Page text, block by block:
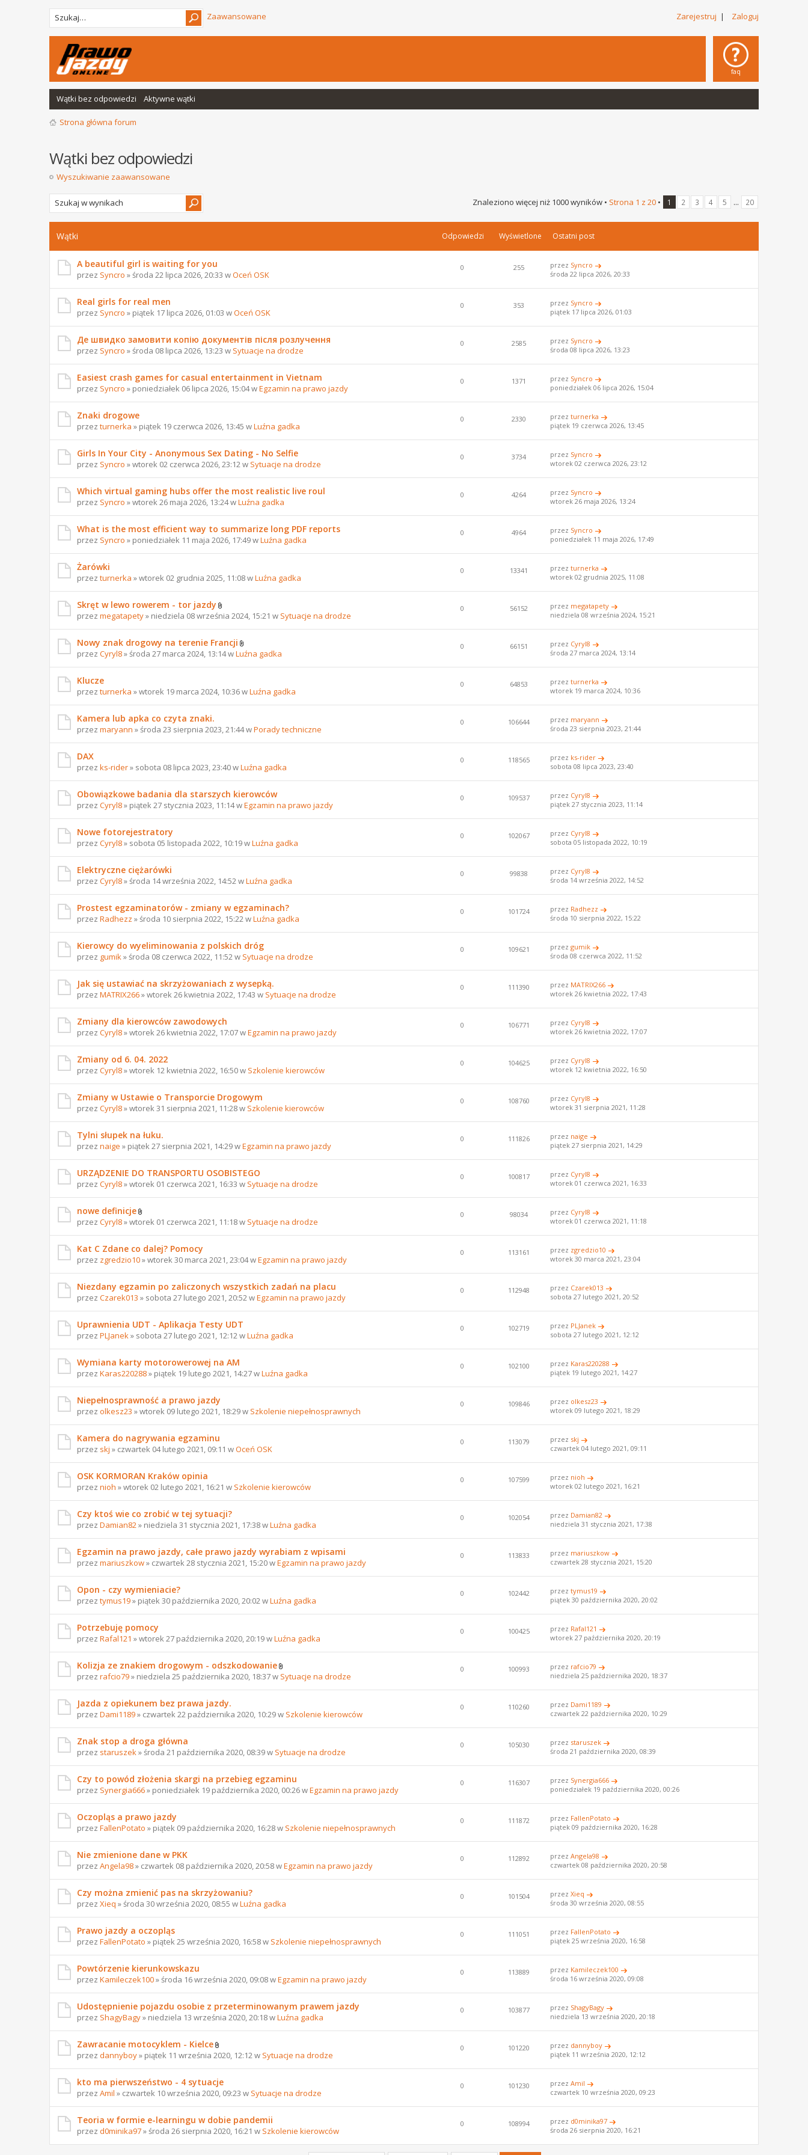
Zarejestruj | Zaloguj
Zaawansowane
faq
Wątki bez odpowiedzi Aktywne wątki
Strona główna forum
Wątki bez odpowiedzi
Wyszukiwanie zaawansowane
Znaleziono więcej niż 1000 wyników • Strona 1 z 20 • 1 2 3 4 5 ... 20
Wątki Odpowiedzi Wyświetlone Ostatni post
A beautiful girl is waiting for you
przez Syncro » środa 22 lipca 2026, 20:33 wOceń OSK
0 255 przez Syncro
środa 22 lipca 2026, 20:33
Real girls for real men
przez Syncro » piątek 17 lipca 2026, 01:03 wOceń OSK
0 353 przez Syncro
piątek 17 lipca 2026, 01:03
Де швидко замовити копію документів після розлучення
przez Syncro » środa 08 lipca 2026, 13:23 w Sytuacje na drodze
0 2585 przez Syncro
środa 08 lipca 2026, 13:23
Easiest crash games for casual entertainment in Vietnam
przez Syncro » poniedziałek 06 lipca 2026, 15:04 wEgzamin na prawo jazdy
0 1371 przez Syncro
poniedziałek 06 lipca 2026, 15:04
Znaki drogowe
przez turnerka » piątek 19 czerwca 2026, 13:45 wLuźna gadka
0 2330 przezturnerka
piątek 19 czerwca 2026, 13:45
Girls In Your City - Anonymous Sex Dating - No Selfie
przez Syncro » wtorek 02 czerwca 2026, 23:12 w Sytuacje na drodze
0 3734 przez Syncro
wtorek 02 czerwca 2026, 23:12
Which virtual gaming hubs offer the most realistic live roul
przez Syncro » wtorek 26 maja 2026, 13:24 wLuźna gadka
0 4264 przez Syncro
wtorek 26 maja 2026, 13:24
What is the most efficient way to summarize long PDF reports
przez Syncro » poniedziałek 11 maja 2026, 17:49 wLuźna gadka
0 4964 przez Syncro
poniedziałek 11 maja 2026, 17:49
Żarówki
przez turnerka » wtorek 02 grudnia 2025, 11:08 wLuźna gadka
0 13341 przezturnerka
wtorek 02 grudnia 2025, 11:08
Skręt w lewo rowerem - tor jazdy
przez megatapety» niedziela 08 września 2024, 15:21 w Sytuacje na drodze
0 56152 przez megatapety
niedziela 08 września 2024, 15:21
Nowy znak drogowy na terenie Francji
przez Cyryl8» środa 27 marca 2024, 13:14 wLuźna gadka
0 66151 przez Cyryl8
środa 27 marca 2024, 13:14
Klucze
przez turnerka » wtorek 19 marca 2024, 10:36 wLuźna gadka
0 64853 przezturnerka
wtorek 19 marca 2024, 10:36
Kamera lub apka co czyta znaki.
przez maryann » środa 23 sierpnia 2023, 21:44 wPorady techniczne
0 106644 przez maryann
środa 23 sierpnia 2023, 21:44
DAX
przez ks-rider» sobota 08 lipca 2023, 23:40 wLuźna gadka
0 118565 przez ks-rider
sobota 08 lipca 2023, 23:40
Obowiązkowe badania dla starszych kierowców
przez Cyryl8» piątek 27 stycznia 2023, 11:14 wEgzamin na prawo jazdy
0 109537 przez Cyryl8
piątek 27 stycznia 2023, 11:14
Nowe fotorejestratory
przez Cyryl8» sobota 05 listopada 2022, 10:19 wLuźna gadka
0 102067 przez Cyryl8
sobota 05 listopada 2022, 10:19
Elektryczne ciężarówki
przez Cyryl8» środa 14 września 2022, 14:52 wLuźna gadka
0 99838 przez Cyryl8
środa 14 września 2022, 14:52
Prostest egzaminatorów - zmiany w egzaminach?
przez Radhezz » środa 10 sierpnia 2022, 15:22 wLuźna gadka
0 101724 przez Radhezz
środa 10 sierpnia 2022, 15:22
Kierowcy do wyeliminowania z polskich dróg
przez gumik » środa 08 czerwca 2022, 11:52 w Sytuacje na drodze
0 109621 przezgumik
środa 08 czerwca 2022, 11:52
Jak się ustawiać na skrzyżowaniach z wysepką.
przez MATRIX266» wtorek 26 kwietnia 2022, 17:43 w Sytuacje na drodze
0 111390 przez MATRIX266
wtorek 26 kwietnia 2022, 17:43
Zmiany dla kierowców zawodowych
przez Cyryl8» wtorek 26 kwietnia 2022, 17:07 wEgzamin na prawo jazdy
0 106771 przez Cyryl8
wtorek 26 kwietnia 2022, 17:07
Zmiany od 6. 04. 2022
przez Cyryl8» wtorek 12 kwietnia 2022, 16:50 w Szkolenie kierowców
0 104625 przez Cyryl8
wtorek 12 kwietnia 2022, 16:50
Zmiany w Ustawie o Transporcie Drogowym
przez Cyryl8» wtorek 31 sierpnia 2021, 11:28 w Szkolenie kierowców
0 108760 przez Cyryl8
wtorek 31 sierpnia 2021, 11:28
Tylni słupek na łuku.
przez naige » piątek 27 sierpnia 2021, 14:29 wEgzamin na prawo jazdy
0 111826 przez naige
piątek 27 sierpnia 2021, 14:29
URZĄDZENIE DO TRANSPORTU OSOBISTEGO
przez Cyryl8» wtorek 01 czerwca 2021, 16:33 w Sytuacje na drodze
0 100817 przez Cyryl8
wtorek 01 czerwca 2021, 16:33
nowe definicje
przez Cyryl8» wtorek 01 czerwca 2021, 11:18 w Sytuacje na drodze
0 98034 przez Cyryl8
wtorek 01 czerwca 2021, 11:18
Kat C Zdane co dalej? Pomocy
przez zgredzio10» wtorek 30 marca 2021, 23:04 wEgzamin na prawo jazdy
0 113161 przez zgredzio10
wtorek 30 marca 2021, 23:04
Niezdany egzamin po zaliczonych wszystkich zadań na placu
przez Czarek013 » sobota 27 lutego 2021, 20:52 wEgzamin na prawo jazdy
0 112948 przez Czarek013
sobota 27 lutego 2021, 20:52
Uprawnienia UDT - Aplikacja Testy UDT
przez PLJanek » sobota 27 lutego 2021, 12:12 wLuźna gadka
0 102719 przez PLJanek
sobota 27 lutego 2021, 12:12
Wymiana karty motorowerowej na AM
przez Karas220288» piątek 19 lutego 2021, 14:27 wLuźna gadka
0 102100 przez Karas220288
piątek 19 lutego 2021, 14:27
Niepełnosprawność a prawo jazdy
przez olkesz23 » wtorek 09 lutego 2021, 18:29 w Szkolenie niepełnosprawnych
0 109846 przez olkesz23
wtorek 09 lutego 2021, 18:29
Kamera do nagrywania egzaminu
przez skj » czwartek 04 lutego 2021, 09:11 wOceń OSK
0 113079 przez skj
czwartek 04 lutego 2021, 09:11
OSK KORMORAN Kraków opinia
przez nioh » wtorek 02 lutego 2021, 16:21 w Szkolenie kierowców
0 107599 przez nioh
wtorek 02 lutego 2021, 16:21
Czy ktoś wie co zrobić w tej sytuacji?
przez Damian82 » niedziela 31 stycznia 2021, 17:38 wLuźna gadka
0 102054 przez Damian82
niedziela 31 stycznia 2021, 17:38
Egzamin na prawo jazdy, całe prawo jazdy wyrabiam z wpisami
przez mariuszkow» czwartek 28 stycznia 2021, 15:20 wEgzamin na prawo jazdy
0 113833 przez mariuszkow
czwartek 28 stycznia 2021, 15:20
Opon - czy wymieniacie?
przez tymus19» piątek 30 października 2020, 20:02 wLuźna gadka
0 102442 przeztymus19
piątek 30 października 2020, 20:02
Potrzebuję pomocy
przez Rafal121 » wtorek 27 października 2020, 20:19 wLuźna gadka
0 100425 przez Rafal121
wtorek 27 października 2020, 20:19
Kolizja ze znakiem drogowym - odszkodowanie
przez rafcio79» niedziela 25 października 2020, 18:37 w Sytuacje na drodze
0 100993 przez rafcio79
niedziela 25 października 2020, 18:37
Jazda z opiekunem bez prawa jazdy.
przez Dami1189» czwartek 22 października 2020, 10:29 w Szkolenie kierowców
0 110260 przez Dami1189
czwartek 22 października 2020, 10:29
Znak stop a droga główna
przez staruszek » środa 21 października 2020, 08:39 w Sytuacje na drodze
0 105030 przez staruszek
środa 21 października 2020, 08:39
Czy to powód złożenia skargi na przebieg egzaminu
przez Synergia666» poniedziałek 19 października 2020, 00:26 wEgzamin na prawo jazdy
0 116307 przez Synergia666
poniedziałek 19 października 2020, 00:26
Oczopląs a prawo jazdy
przez FallenPotato » piątek 09 października 2020, 16:28 w Szkolenie niepełnosprawnych
0 111872 przez FallenPotato
piątek 09 października 2020, 16:28
Nie zmienione dane w PKK
przez Angela98» czwartek 08 października 2020, 20:58 wEgzamin na prawo jazdy
0 112892 przezAngela98
czwartek 08 października 2020, 20:58
Czy można zmienić pas na skrzyżowaniu?
przez Xieq » środa 30 września 2020, 08:55 wLuźna gadka
0 101504 przezXieq
środa 30 września 2020, 08:55
Prawo jazdy a oczopląs
przez FallenPotato » piątek 25 września 2020, 16:58 w Szkolenie niepełnosprawnych
0 111051 przez FallenPotato
piątek 25 września 2020, 16:58
Powtórzenie kierunkowskazu
przez Kamileczek100» środa 16 września 2020, 09:08 wEgzamin na prawo jazdy
0 113889 przez Kamileczek100
środa 16 września 2020, 09:08
Udostępnienie pojazdu osobie z przeterminowanym prawem jazdy
przez ShagyBagy» niedziela 13 września 2020, 20:18 wLuźna gadka
0 103877 przez ShagyBagy
niedziela 13 września 2020, 20:18
Zawracanie motocyklem - Kielce
przez dannyboy» piątek 11 września 2020, 12:12 w Sytuacje na drodze
0 101220 przez dannyboy
piątek 11 września 2020, 12:12
kto ma pierwszeństwo - 4 sytuacje
przez Amil » czwartek 10 września 2020, 09:23 w Sytuacje na drodze
0 101230 przezAmil
czwartek 10 września 2020, 09:23
Teoria w formie e-learningu w dobie pandemii
przez d0minika97» środa 26 sierpnia 2020, 16:21 w Szkolenie kierowców
0 108994 przez d0minika97
środa 26 sierpnia 2020, 16:21